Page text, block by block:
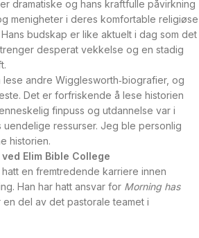
dramatiske og hans kraftfulle påvirkning
menigheter i deres komfortable religiøse
budskap er like aktuelt i dag som det
desperat vekkelse og en stadig
andre Wigglesworth‑biografier, og
Det er forfriskende å lese historien
finpuss og utdannelse var i
uendelige ressurser. Jeg ble personlig
historien.
Elim Bible College
hatt en fremtredende karriere innen
Han har hatt ansvar for Morning has
del av det pastorale teamet i